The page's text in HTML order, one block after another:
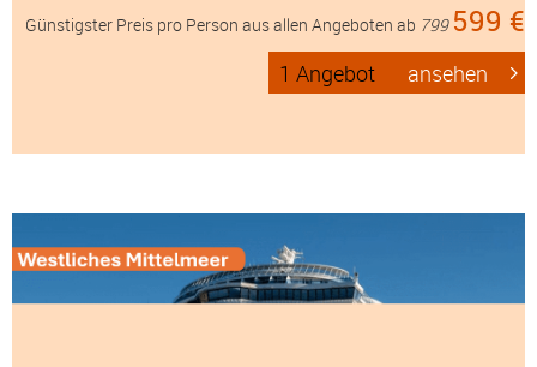
Günstigster Preis pro Person aus allen Angeboten ab 799 599 €
1 Angebot ansehen